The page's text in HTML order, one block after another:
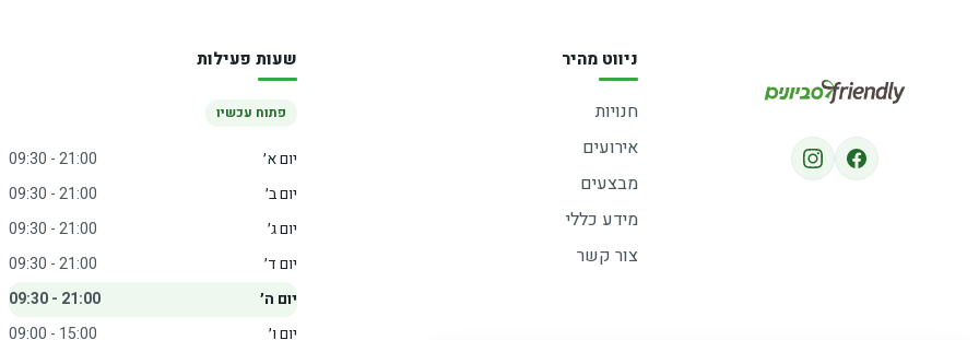
ניווט מהיר
חנויות
אירועים
מבצעים
מידע כללי
צור קשר
שעות פעילות
פתוח עכשיו
יום א׳
09:30 - 21:00
יום ב׳
09:30 - 21:00
יום ג׳
09:30 - 21:00
יום ד׳
09:30 - 21:00
יום ה׳
09:30 - 21:00
יום ו׳
09:00 - 15:00